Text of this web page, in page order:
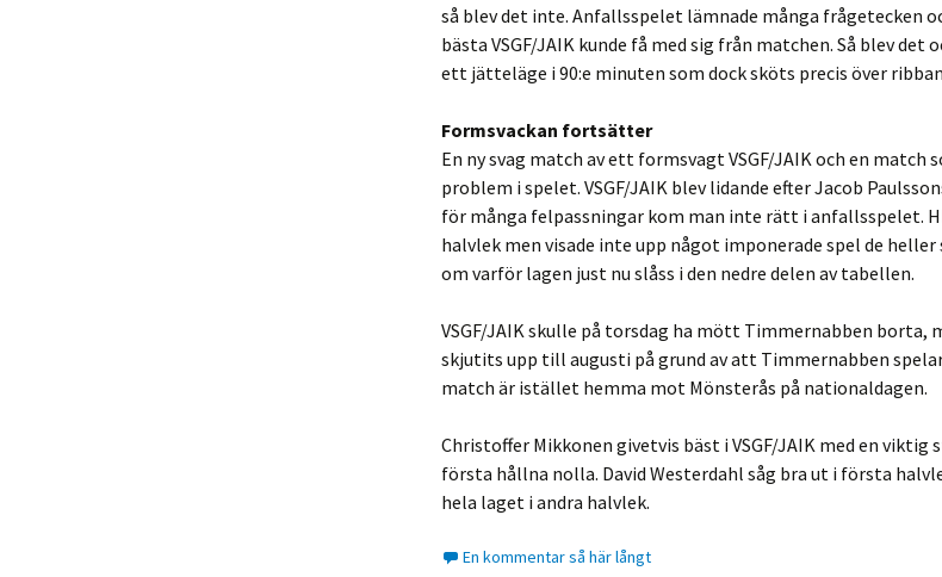
så blev det inte. Anfallsspelet lämnade många frågetecken
bästa VSGF/JAIK kunde få med sig från matchen. Så blev det
ett jätteläge i 90:e minuten som dock sköts precis över
Formsvackan fortsätter
En ny svag match av ett formsvagt VSGF/JAIK och en match
problem i spelet. VSGF/JAIK blev lidande efter Jacob
för många felpassningar kom man inte rätt i anfallsspelet.
halvlek men visade inte upp något imponerade spel de heller
om varför lagen just nu slåss i den nedre delen av tabellen.
VSGF/JAIK skulle på torsdag ha mött Timmernabben borta,
skjutits upp till augusti på grund av att Timmernabben
match är istället hemma mot Mönsterås på nationaldagen.
Christoffer Mikkonen givetvis bäst i VSGF/JAIK med en viktig
första hållna nolla. David Westerdahl såg bra ut i första
hela laget i andra halvlek.
En kommentar så här långt